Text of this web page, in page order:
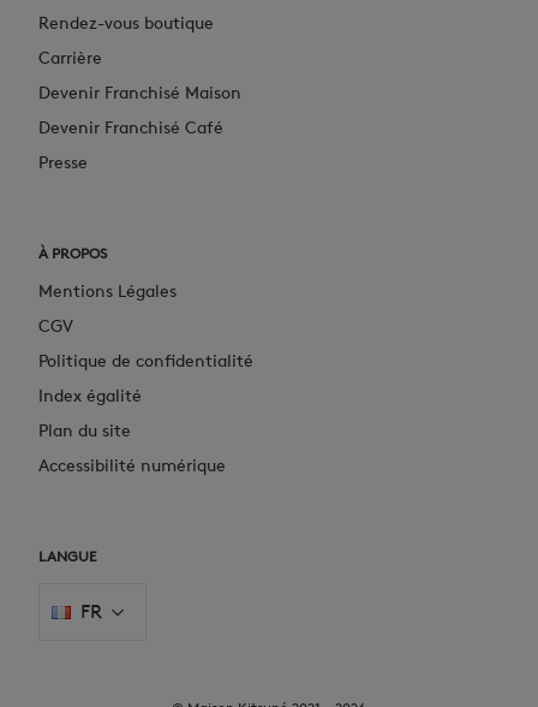
Rendez-vous boutique
Carrière
Devenir Franchisé Maison
Devenir Franchisé Café
Presse
À PROPOS
Mentions Légales
CGV
Politique de confidentialité
Index égalité
Plan du site
Accessibilité numérique
LANGUE
FR